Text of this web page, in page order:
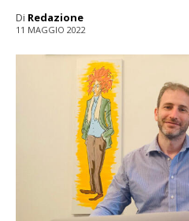
Di Redazione
11 MAGGIO 2022